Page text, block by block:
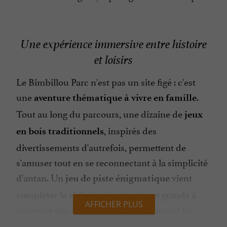
Une expérience immersive entre histoire
et loisirs
Le Bimbillou Parc n'est pas un site figé : c'est
une aventure thématique à vivre en famille.
Tout au long du parcours, une dizaine dejeux
en bois traditionnels , inspirés des
divertissements d'autrefois, permettent de
s'amuser tout en se reconnectant à la simplicité
d'antan. Un jeu de piste énigmatiquevient
compléter la visite, invitant petits et grands à
résoudre des mystères tout en explorant les
AFFICHER PLUS